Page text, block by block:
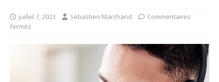
juillet 7, 2023 Sébastien Marchand
Commentaires
fermés